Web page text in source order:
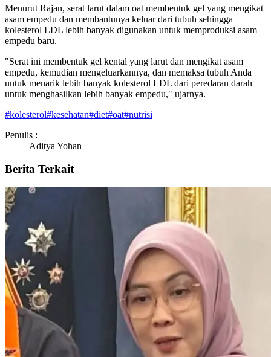
Menurut Rajan, serat larut dalam oat membentuk gel yang mengikat
asam empedu dan membantunya keluar dari tubuh sehingga
kolesterol LDL lebih banyak digunakan untuk memproduksi asam
empedu baru.
"Serat ini membentuk gel kental yang larut dan mengikat asam
empedu, kemudian mengeluarkannya, dan memaksa tubuh Anda
untuk menarik lebih banyak kolesterol LDL dari peredaran darah
untuk menghasilkan lebih banyak empedu," ujarnya.
#kolesterol#kesehatan#diet#oat#nutrisi
Penulis :
Aditya Yohan
Berita Terkait